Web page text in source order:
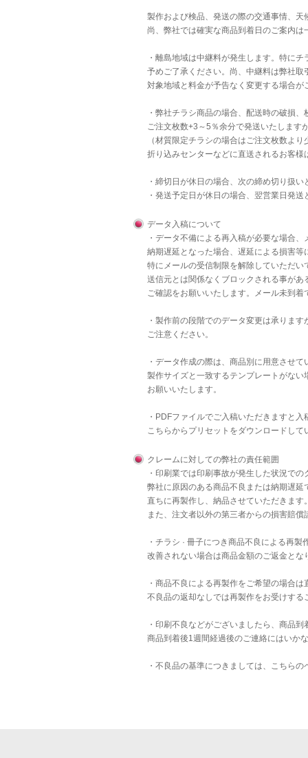
製作および検品、発送の際の交通事情、
尚、弊社では確実な商品到着日のご案内
・離島地域は中継料が発生します。特に
予めご了承ください。尚、中継料は弊社
対象地域と料金が予告なく変更する場合が
・弊社チラシ商品の場合、配送時の破損
ご注文枚数+3～5％余分で発送いたします
（材質限定チラシの場合はご注文枚数よ
折り込みセンターなどに直送されるお客
・締切日が休日の場合、次の締め切り扱
・発送予定日が休日の場合、翌営業日発
データ入稿について
・データ不備による再入稿が必要な場合
納期遅延となった場合、遅延による損害
特にメールの受信制限を解除していただ
送信元とは関係なくブロックされる事が
ご確認をお願いいたします。メール未到
・製作前の段階でのデータ変更は承りま
ご注意ください。
・データ作成の際は、商品別に用意させ
製作サイズと一致するテンプレートがない
お願いいたします。
・PDFファイルでご入稿いただきますと
こちらからプリセットをダウンロードし
クレームに対しての弊社の責任範囲
・印刷業では印刷事故が発生した状況で
弊社に原因のある商品不良または納期遅
直ちに再製作し、納品させていただきま
また、注文者以外の第三者からの損害賠
・チラシ · 冊子につき商品不良による再
改善されない場合は商品金額のご返金と
・商品不良による再製作をご希望の場合
不良品の返却なしでは再製作をお受けする
・印刷不良などがございましたら、商品
商品到着後1週間経過後のご連絡にはいか
・不良品の基準につきましては、 こちらの